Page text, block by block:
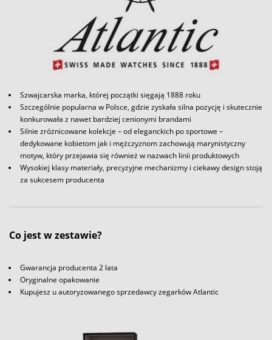
Szwajcarska marka, której początki sięgają 1888 roku
Szczególnie popularna w Polsce, gdzie zyskała silna pozycję i skutecznie
konkurowała z nawet bardziej cenionymi brandami
Silnie zróżnicowane kolekcje – od eleganckich po sportowe –
dedykowane kobietom jak i mężczyznom zachowują marynistyczny
motyw, który przejawia się również w nazwach linii produktowych
Wysokiej klasy materiały, precyzyjne mechanizmy i ciekawy design stoją
za sukcesem producenta
Co jest w zestawie?
Gwarancja producenta 2 lata
Oryginalne opakowanie
Kupujesz u autoryzowanego sprzedawcy zegarków Atlantic